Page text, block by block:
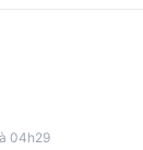
04h29